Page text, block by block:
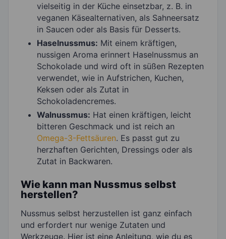
vielseitig in der Küche einsetzbar, z. B. in
veganen Käsealternativen, als Sahneersatz
in Saucen oder als Basis für Desserts.
Haselnussmus: Mit einem kräftigen,
nussigen Aroma erinnert Haselnussmus an
Schokolade und wird oft in süßen Rezepten
verwendet, wie in Aufstrichen, Kuchen,
Keksen oder als Zutat in
Schokoladencremes.
Walnussmus: Hat einen kräftigen, leicht
bitteren Geschmack und ist reich an
Omega-3-Fettsäuren. Es passt gut zu
herzhaften Gerichten, Dressings oder als
Zutat in Backwaren.
Wie kann man Nussmus selbst
herstellen?
Nussmus selbst herzustellen ist ganz einfach
und erfordert nur wenige Zutaten und
Werkzeuge. Hier ist eine Anleitung, wie du es